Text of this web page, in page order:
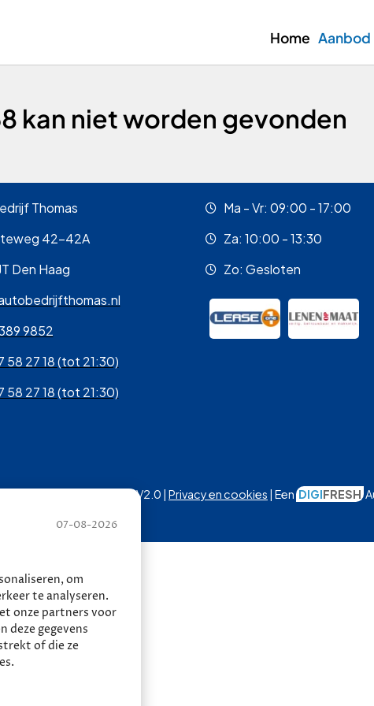
07-08-2026
om
te analyseren.
onze partners voor
deze gegevens
of die ze
Home Aanbod
kan niet worden gevonden
Thomas
42-42A
Den Haag
9852
58 27 18 (tot 21:30)
58 27 18 (tot 21:30)
Ma - Vr: 09:00 - 17:00
Za: 10:00 - 13:30
Zo: Gesloten
Autobedrijf Thomas | V2.0 | Privacy en cookies | Een DIGIFRESH